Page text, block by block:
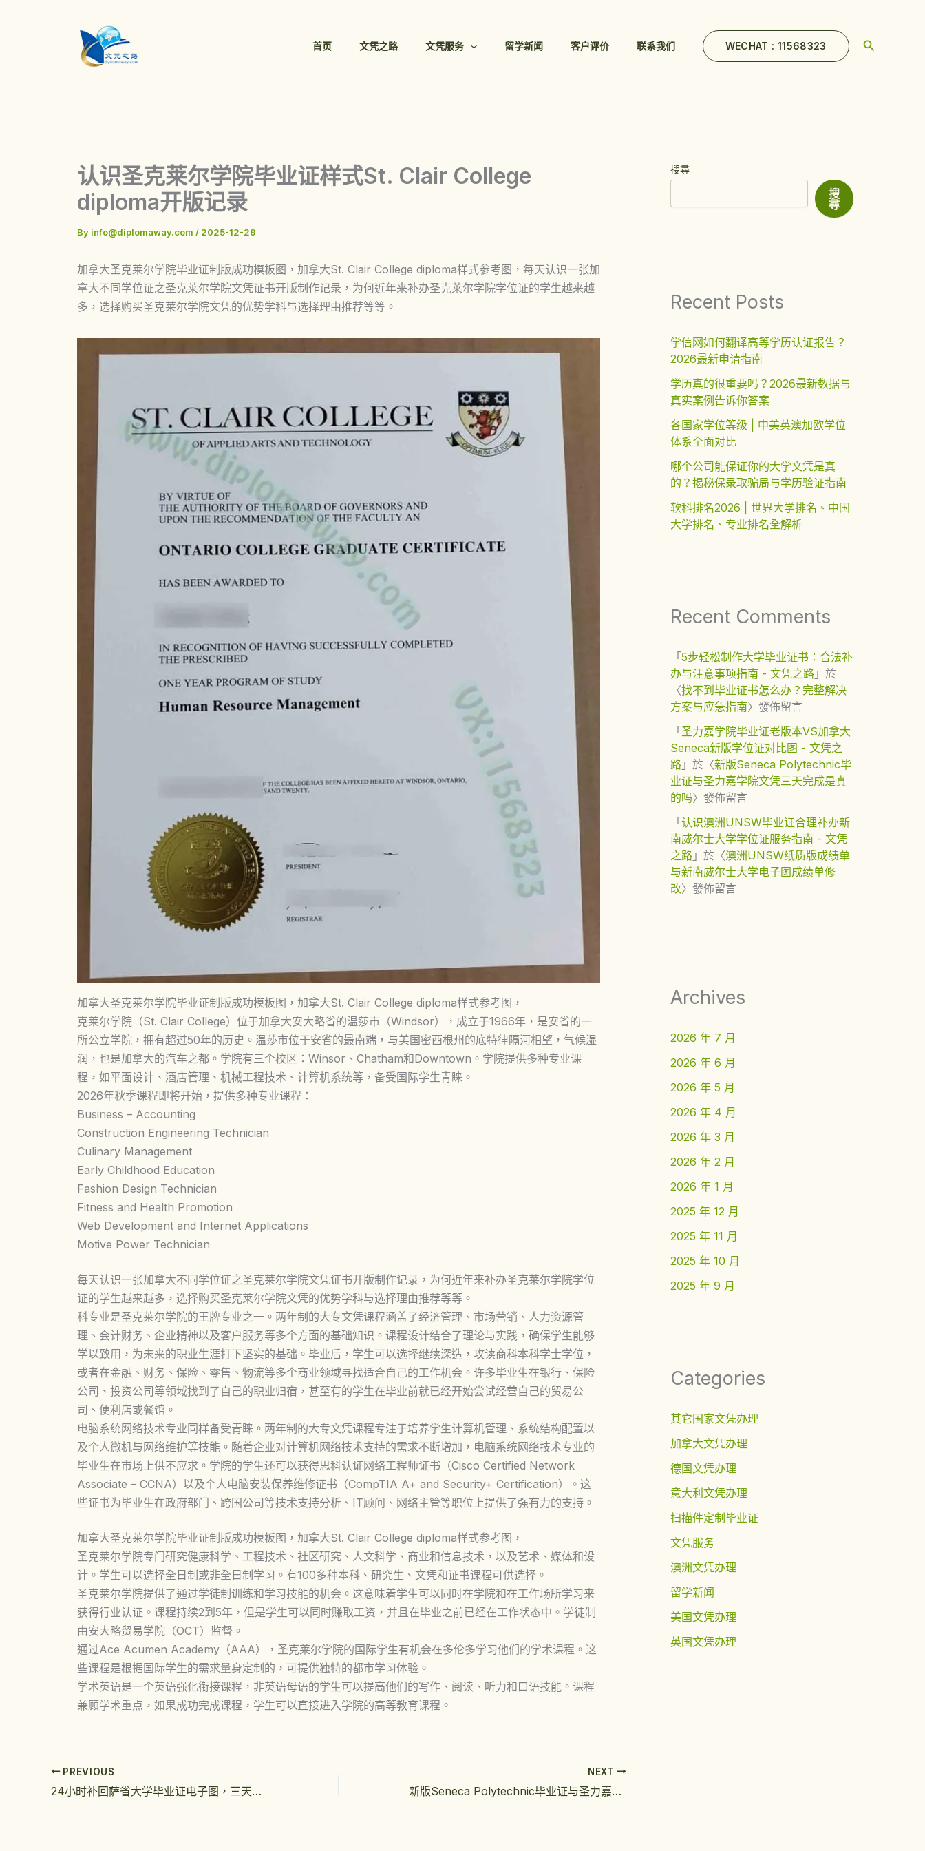
首页 文凭之路 文凭服务 留学新闻 客户评价 联系我们 WECHAT : 11568323 Search
认识圣克莱尔学院毕业证样式St. Clair College
diploma开版记录
By info@diplomaway.com / 2025-12-29
加拿大圣克莱尔学院毕业证制版成功模板图，加拿大St. Clair College diploma样式参考图，每天认识一张加
拿大不同学位证之圣克莱尔学院文凭证书开版制作记录，为何近年来补办圣克莱尔学院学位证的学生越来越
多，选择购买圣克莱尔学院文凭的优势学科与选择理由推荐等等。
加拿大圣克莱尔学院毕业证制版成功模板图，加拿大St. Clair College diploma样式参考图，
克莱尔学院（St. Clair College）位于加拿大安大略省的温莎市（Windsor），成立于1966年，是安省的一
所公立学院，拥有超过50年的历史。温莎市位于安省的最南端，与美国密西根州的底特律隔河相望，气候湿
润，也是加拿大的汽车之都。学院有三个校区：Winsor、Chatham和Downtown。学院提供多种专业课
程，如平面设计、酒店管理、机械工程技术、计算机系统等，备受国际学生青睐。
2026年秋季课程即将开始，提供多种专业课程：
Business – Accounting
Construction Engineering Technician
Culinary Management
Early Childhood Education
Fashion Design Technician
Fitness and Health Promotion
Web Development and Internet Applications
Motive Power Technician
每天认识一张加拿大不同学位证之圣克莱尔学院文凭证书开版制作记录，为何近年来补办圣克莱尔学院学位
证的学生越来越多，选择购买圣克莱尔学院文凭的优势学科与选择理由推荐等等。
科专业是圣克莱尔学院的王牌专业之一。两年制的大专文凭课程涵盖了经济管理、市场营销、人力资源管
理、会计财务、企业精神以及客户服务等多个方面的基础知识。课程设计结合了理论与实践，确保学生能够
学以致用，为未来的职业生涯打下坚实的基础。毕业后，学生可以选择继续深造，攻读商科本科学士学位，
或者在金融、财务、保险、零售、物流等多个商业领域寻找适合自己的工作机会。许多毕业生在银行、保险
公司、投资公司等领域找到了自己的职业归宿，甚至有的学生在毕业前就已经开始尝试经营自己的贸易公
司、便利店或餐馆。
电脑系统网络技术专业同样备受青睐。两年制的大专文凭课程专注于培养学生计算机管理、系统结构配置以
及个人微机与网络维护等技能。随着企业对计算机网络技术支持的需求不断增加，电脑系统网络技术专业的
毕业生在市场上供不应求。学院的学生还可以获得思科认证网络工程师证书（Cisco Certified Network
Associate – CCNA）以及个人电脑安装保养维修证书（CompTIA A+ and Security+ Certification）。这
些证书为毕业生在政府部门、跨国公司等技术支持分析、IT顾问、网络主管等职位上提供了强有力的支持。
加拿大圣克莱尔学院毕业证制版成功模板图，加拿大St. Clair College diploma样式参考图，
圣克莱尔学院专门研究健康科学、工程技术、社区研究、人文科学、商业和信息技术，以及艺术、媒体和设
计。学生可以选择全日制或非全日制学习。有100多种本科、研究生、文凭和证书课程可供选择。
圣克莱尔学院提供了通过学徒制训练和学习技能的机会。这意味着学生可以同时在学院和在工作场所学习来
获得行业认证。课程持续2到5年，但是学生可以同时赚取工资，并且在毕业之前已经在工作状态中。学徒制
由安大略贸易学院（OCT）监督。
通过Ace Acumen Academy（AAA），圣克莱尔学院的国际学生有机会在多伦多学习他们的学术课程。这
些课程是根据国际学生的需求量身定制的，可提供独特的都市学习体验。
学术英语是一个英语强化衔接课程，非英语母语的学生可以提高他们的写作、阅读、听力和口语技能。课程
兼顾学术重点，如果成功完成课程，学生可以直接进入学院的高等教育课程。
PREVIOUS
24小时补回萨省大学毕业证电子图，三天出萨斯喀彻温大学学位证实物效果
NEXT
新版Seneca Polytechnic毕业证与圣力嘉学院文凭三天完成是真的吗
搜尋
搜
尋
Recent Posts
学信网如何翻译高等学历认证报告？
2026最新申请指南
学历真的很重要吗？2026最新数据与
真实案例告诉你答案
各国家学位等级 | 中美英澳加欧学位
体系全面对比
哪个公司能保证你的大学文凭是真
的？揭秘保录取骗局与学历验证指南
软科排名2026 | 世界大学排名、中国
大学排名、专业排名全解析
Recent Comments
「5步轻松制作大学毕业证书：合法补
办与注意事项指南 - 文凭之路 」於
〈找不到毕业证书怎么办？完整解决
方案与应急指南〉發佈留言
「圣力嘉学院毕业证老版本VS加拿大
Seneca新版学位证对比图 - 文凭之
路 」於〈新版Seneca Polytechnic毕
业证与圣力嘉学院文凭三天完成是真
的吗〉發佈留言
「认识澳洲UNSW毕业证合理补办新
南威尔士大学学位证服务指南 - 文凭
之路 」於〈澳洲UNSW纸质版成绩单
与新南威尔士大学电子图成绩单修
改〉發佈留言
Archives
2026 年 7 月
2026 年 6 月
2026 年 5 月
2026 年 4 月
2026 年 3 月
2026 年 2 月
2026 年 1 月
2025 年 12 月
2025 年 11 月
2025 年 10 月
2025 年 9 月
Categories
其它国家文凭办理
加拿大文凭办理
德国文凭办理
意大利文凭办理
扫描件定制毕业证
文凭服务
澳洲文凭办理
留学新闻
美国文凭办理
英国文凭办理